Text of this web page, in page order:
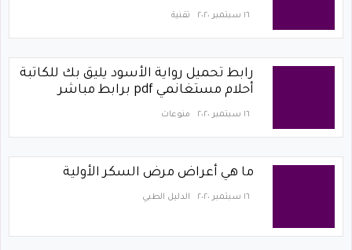
١٦ سبتمبر ٢٠٢٠ تقنية
رابط تحميل رواية الأسود يليق بك للكاتبة
أحلام مستغانمي pdf برابط مباشر
١٦ سبتمبر ٢٠٢٠ منوعات
ما هي أعراض مرض السكر الأولية
١٦ سبتمبر ٢٠٢٠ الدليل الطبي